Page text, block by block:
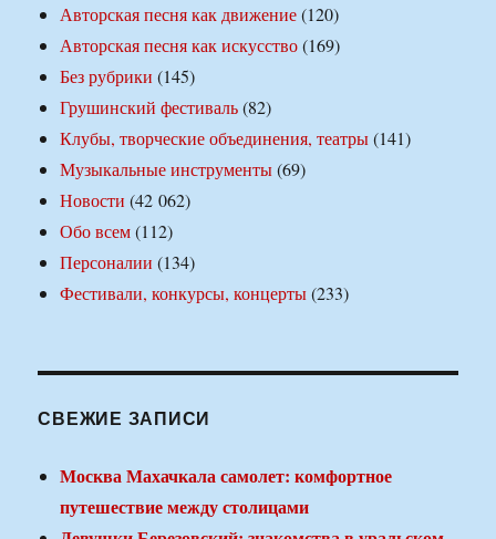
Авторская песня как движение(120)
Авторская песня как искусство(169)
Без рубрики (145)
Грушинский фестиваль(82)
Клубы, творческие объединения, театры(141)
Музыкальные инструменты(69)
Новости (42 062)
Обо всем(112)
Персоналии (134)
Фестивали, конкурсы, концерты(233)
СВЕЖИЕ ЗАПИСИ
Москва Махачкала самолет: комфортное
путешествие между столицами